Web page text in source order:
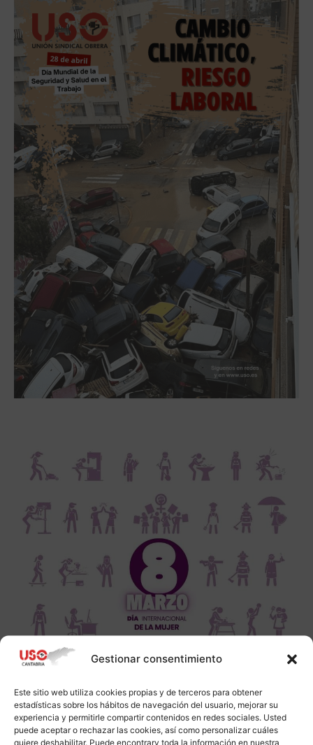
Gestionar consentimiento
Este sitio web utiliza cookies propias y de terceros para obtener
estadísticas sobre los hábitos de navegación del usuario, mejorar su
experiencia y permitirle compartir contenidos en redes sociales. Usted
puede aceptar o rechazar las cookies, así como personalizar cuáles
quiere deshabilitar. Puede encontrarv toda la información en nuestra